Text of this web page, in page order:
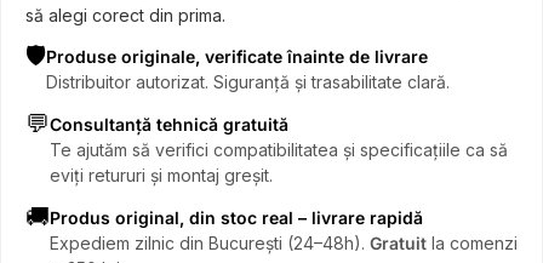
să alegi corect din prima.
🛡️Produse originale, verificate înainte de livrare
Distribuitor autorizat. Siguranță și trasabilitate clară.
💬Consultanță tehnică gratuită
Te ajutăm să verifici compatibilitatea și specificațiile ca să
eviți retururi și montaj greșit.
🚚Produs original, din stoc real – livrare rapidă
Expediem zilnic din București (24–48h). Gratuit la comenzi